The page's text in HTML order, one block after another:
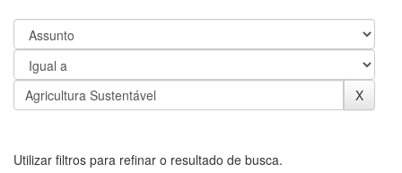
Utilizar filtros para refinar o resultado de busca.